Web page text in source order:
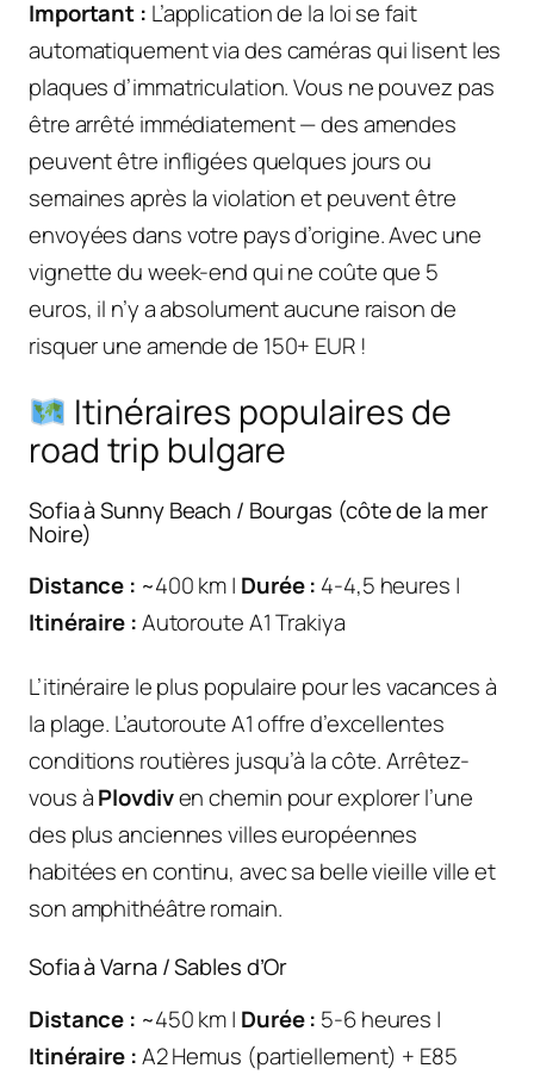
Important : L’application de la loi se fait
automatiquement via des caméras qui lisent les
plaques d’immatriculation. Vous ne pouvez pas
être arrêté immédiatement — des amendes
peuvent être infligées quelques jours ou
semaines après la violation et peuvent être
envoyées dans votre pays d’origine. Avec une
vignette du week-end qui ne coûte que 5
euros, il n’y a absolument aucune raison de
risquer une amende de 150+ EUR !
Itinéraires populaires de
road trip bulgare
Sofia à Sunny Beach / Bourgas (côte de la mer
Noire)
Distance : ~400 km | Durée : 4-4,5 heures |
Itinéraire :Autoroute A1 Trakiya
L’itinéraire le plus populaire pour les vacances à
la plage. L’autoroute A1 offre d’excellentes
conditions routières jusqu’à la côte. Arrêtez-
vous àPlovdiven chemin pour explorer l’une
des plus anciennes villes européennes
habitées en continu, avec sa belle vieille ville et
son amphithéâtre romain.
Sofia à Varna / Sables d’Or
Distance : ~450 km | Durée : 5-6 heures |
Itinéraire :A2 Hemus (partiellement) + E85